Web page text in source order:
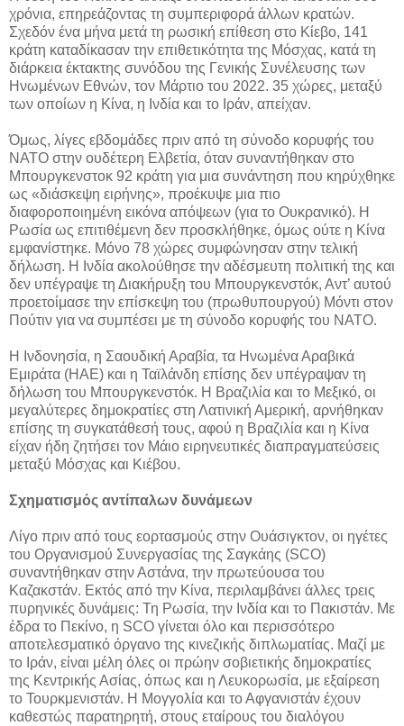
χρόνια, επηρεάζοντας τη συμπεριφορά άλλων κρατών.
Σχεδόν ένα μήνα μετά τη ρωσική επίθεση στο Κίεβο, 141
κράτη καταδίκασαν την επιθετικότητα της Μόσχας, κατά τη
διάρκεια έκτακτης συνόδου της Γενικής Συνέλευσης των
Ηνωμένων Εθνών, τον Μάρτιο του 2022. 35 χώρες, μεταξύ
των οποίων η Κίνα, η Ινδία και το Ιράν, απείχαν.
Όμως, λίγες εβδομάδες πριν από τη σύνοδο κορυφής του
ΝΑΤΟ στην ουδέτερη Ελβετία, όταν συναντήθηκαν στο
Μπουργκενστοκ 92 κράτη για μια συνάντηση που κηρύχθηκε
ως «διάσκεψη ειρήνης», προέκυψε μια πιο
διαφοροποιημένη εικόνα απόψεων (για το Ουκρανικό). Η
Ρωσία ως επιτιθέμενη δεν προσκλήθηκε, όμως ούτε η Κίνα
εμφανίστηκε. Μόνο 78 χώρες συμφώνησαν στην τελική
δήλωση. Η Ινδία ακολούθησε την αδέσμευτη πολιτική της και
δεν υπέγραψε τη Διακήρυξη του Μπουργκενστόκ, Αντ’ αυτού
προετοίμασε την επίσκεψη του (πρωθυπουργού) Μόντι στον
Πούτιν για να συμπέσει με τη σύνοδο κορυφής του ΝΑΤΟ.
Η Ινδονησία, η Σαουδική Αραβία, τα Ηνωμένα Αραβικά
Εμιράτα (ΗΑΕ) και η Ταϊλάνδη επίσης δεν υπέγραψαν τη
δήλωση του Μπουργκενστόκ. Η Βραζιλία και το Μεξικό, οι
μεγαλύτερες δημοκρατίες στη Λατινική Αμερική, αρνήθηκαν
επίσης τη συγκατάθεσή τους, αφού η Βραζιλία και η Κίνα
είχαν ήδη ζητήσει τον Μάιο ειρηνευτικές διαπραγματεύσεις
μεταξύ Μόσχας και Κιέβου.
Σχηματισμός αντίπαλων δυνάμεων
Λίγο πριν από τους εορτασμούς στην Ουάσιγκτον, οι ηγέτες
του Οργανισμού Συνεργασίας της Σαγκάης (SCO)
συναντήθηκαν στην Αστάνα, την πρωτεύουσα του
Καζακστάν. Εκτός από την Κίνα, περιλαμβάνει άλλες τρεις
πυρηνικές δυνάμεις: Τη Ρωσία, την Ινδία και το Πακιστάν. Με
έδρα το Πεκίνο, η SCO γίνεται όλο και περισσότερο
αποτελεσματικό όργανο της κινεζικής διπλωματίας. Μαζί με
το Ιράν, είναι μέλη όλες οι πρώην σοβιετικής δημοκρατίες
της Κεντρικής Ασίας, όπως και η Λευκορωσία, με εξαίρεση
το Τουρκμενιστάν. Η Μογγολία και το Αφγανιστάν έχουν
καθεστώς παρατηρητή, στους εταίρους του διαλόγου